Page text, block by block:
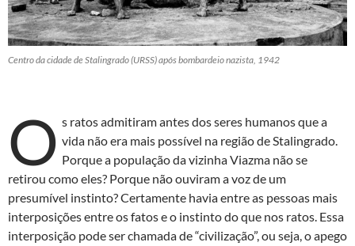
Centro da cidade de Stalingrado (URSS) após bombardeio nazista, 1942
O s ratos admitiram antes dos seres humanos que a
vida não era mais possível na região de Stalingrado.
Porque a população da vizinha Viazma não se
retirou como eles? Porque não ouviram a voz de um
presumível instinto? Certamente havia entre as pessoas mais
interposições entre os fatos e o instinto do que nos ratos. Essa
interposição pode ser chamada de “civilização”, ou seja, o apego